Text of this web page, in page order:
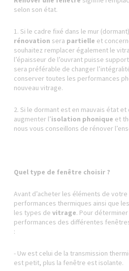
selon son état.
1. Si le cadre fixé dans le mur
rénovation sera partielle et
souhaitez remplacer également le
l’épaisseur de l’ouvrant puisse
sera préférable de changer
conserver toutes les performances
nouveau vitrage.
2. Si le dormant est en mauvais état et
augmenter l’isolation phonique et
nous vous conseillons de rénover
Quel type de fenêtre choisir ?
Avant d’acheter les éléments de votre
performances thermiques ainsi que
les types devitrage. Pour
performances des différentes
:
- Uw est celui de la transmission
est petit, plus la fenêtre est isolante.